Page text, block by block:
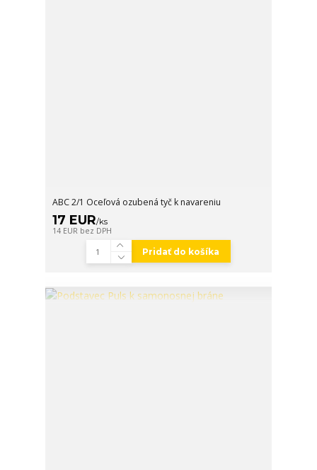
ABC 2/1 Oceľová ozubená tyč k navareniu
17 EUR/ks
14 EUR bez DPH
Pridať do košíka